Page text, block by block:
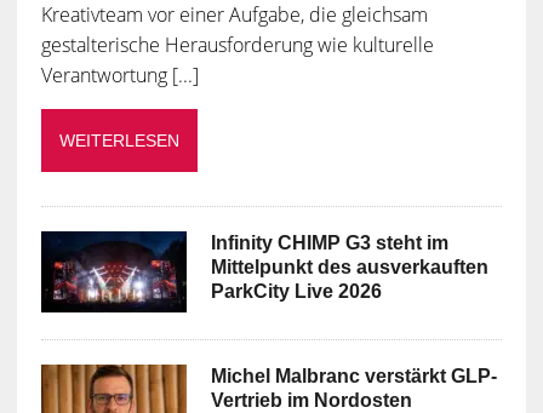
Kreativteam vor einer Aufgabe, die gleichsam
gestalterische Herausforderung wie kulturelle
Verantwortung [...]
WEITERLESEN
Infinity CHIMP G3 steht im
Mittelpunkt des ausverkauften
ParkCity Live 2026
Michel Malbranc verstärkt GLP-
Vertrieb im Nordosten